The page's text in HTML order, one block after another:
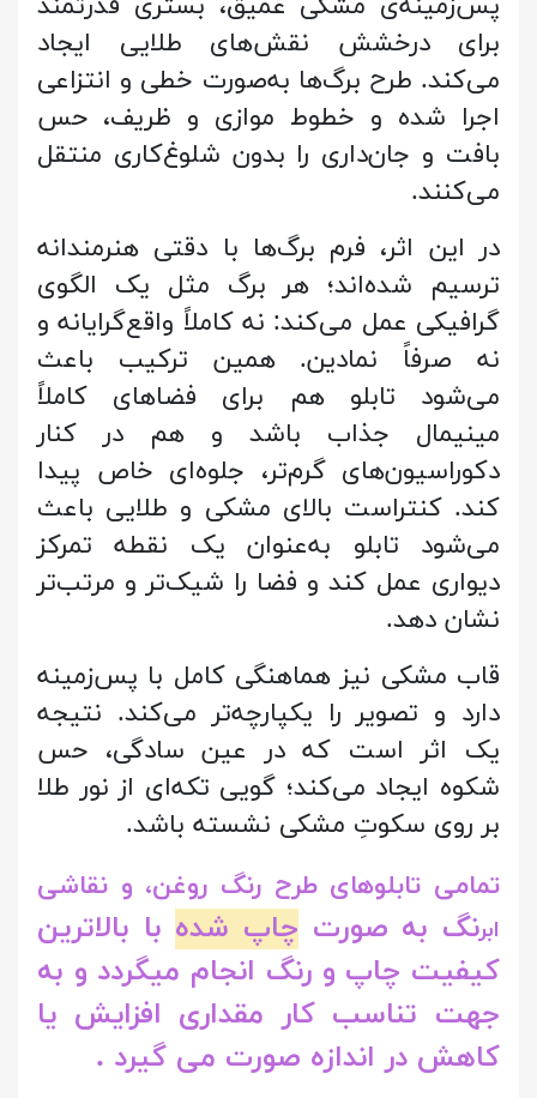
پس‌زمینه‌ی مشکی عمیق، بستری قدرتمند
برای درخشش نقش‌های طلایی ایجاد
می‌کند. طرح برگ‌ها به‌صورت خطی و انتزاعی
اجرا شده و خطوط موازی و ظریف، حس
بافت و جان‌داری را بدون شلوغ‌کاری منتقل
می‌کنند.
در این اثر، فرم برگ‌ها با دقتی هنرمندانه
ترسیم شده‌اند؛ هر برگ مثل یک الگوی
گرافیکی عمل می‌کند: نه کاملاً واقع‌گرایانه و
نه صرفاً نمادین. همین ترکیب باعث
می‌شود تابلو هم برای فضاهای کاملاً
مینیمال جذاب باشد و هم در کنار
دکوراسیون‌های گرم‌تر، جلوه‌ای خاص پیدا
کند. کنتراست بالای مشکی و طلایی باعث
می‌شود تابلو به‌عنوان یک نقطه تمرکز
دیواری عمل کند و فضا را شیک‌تر و مرتب‌تر
نشان دهد.
قاب مشکی نیز هماهنگی کامل با پس‌زمینه
دارد و تصویر را یکپارچه‌تر می‌کند. نتیجه
یک اثر است که در عین سادگی، حس
شکوه ایجاد می‌کند؛ گویی تکه‌ای از نور طلا
بر روی سکوتِ مشکی نشسته باشد.
تمامی تابلوهای طرح رنگ روغن، و نقاشی
ابرنگ به صورت چاپ شده با بالاترین
کیفیت چاپ و رنگ انجام میگردد و به
جهت تناسب کار مقداری افزایش یا
کاهش در اندازه صورت می گیرد .